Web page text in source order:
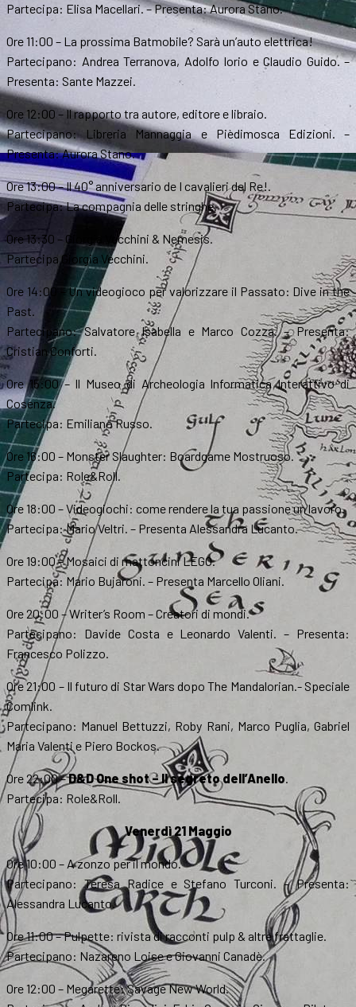
Partecipa: Elisa Macellari. – Presenta: Aurora Stano.
Ore 11:00 – La prossima Batmobile? Sarà un’auto elettrica!
Partecipano: Andrea Terranova, Adolfo Iorio e Claudio Guido. –
Presenta: Sante Mazzei.
Ore 12:00 – Il rapporto tra autore, editore e libraio.
Partecipano: Libreria Mannaggia e Pièdimosca Edizioni. –
Presenta: Aurora Stano.
Ore 13:00 – Il 40° anniversario de I cavalieri del Re!.
Partecipa: La compagnia delle stringhe.
Ore 13:30 – Giorgia Vecchini & Nemesis.
Partecipa Giorgia Vecchini.
Ore 14:00 – Un videogioco per valorizzare il Passato: Dive in the
Past.
Partecipano: Salvatore Isabella e Marco Cozza. – Presenta:
Cristian Conforti.
Ore 15:00 – Il Museo di Archeologia Informatica Interattivo di
Cosenza.
Partecipa: Emiliano Russo.
Ore 16:00 – Monster Slaughter: Boardgame Mostruoso.
Partecipa: Role&Roll.
Ore 18:00 – Videogiochi: come rendere la tua passione un lavoro.
Partecipa: Mario Veltri. – Presenta Alessandra Lucanto.
Ore 19:00 – Mosaici di mattoncini LEGO.
Partecipa: Mario Bujaroni. – Presenta Marcello Oliani.
Ore 20:00 – Writer’s Room – Creatori di mondi.
Partecipano: Davide Costa e Leonardo Valenti. – Presenta:
Francesco Polizzo.
Ore 21:00 – Il futuro di Star Wars dopo The Mandalorian.- Speciale
Comlink.
Partecipano: Manuel Bettuzzi, Roby Rani, Marco Puglia, Gabriel
Maria Valenti e Piero Bockos.
Ore 22:00 –D&D One shot – Il segreto dell’Anello.
Partecipa: Role&Roll.
Venerdì 21 Maggio
Ore 10:00 – A zonzo per il mondo.
Partecipano: Teresa Radice e Stefano Turconi. – Presenta:
Alessandra Lucanto.
Ore 11:00 – Pulpette: rivista di racconti pulp & altre frattaglie.
Partecipano: Nazareno Loise e Giovanni Canadè.
Ore 12:00 – Megarette: Savage New World.